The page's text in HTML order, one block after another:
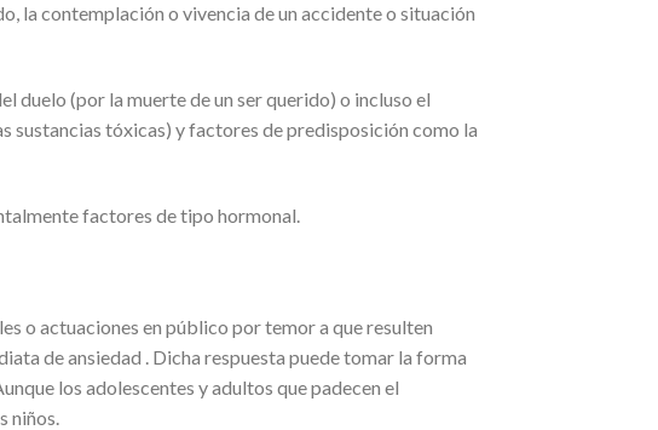
la contemplación o vivencia de un accidente o situación
duelo (por la muerte de un ser querido) o incluso el
sustancias tóxicas) y factores de predisposición como la
factores de tipo hormonal.
o actuaciones en público por temor a que resulten
de ansiedad . Dicha respuesta puede tomar la forma
los adolescentes y adultos que padecen el
niños.